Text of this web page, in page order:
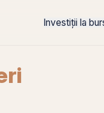
Investiții la